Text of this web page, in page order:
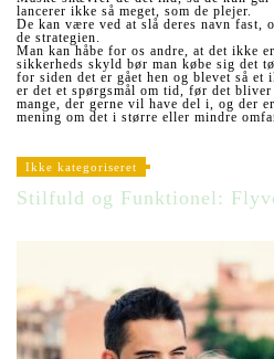
lancerer ikke så meget, som de plejer.
De kan være ved at slå deres navn fast,
de strategien.
Man kan håbe for os andre, at det ikke
sikkerheds skyld bør man købe sig det
for siden det er gået hen og blevet så
er det et spørgsmål om tid, før det
mange, der gerne vil have del i, og der
mening om det i større eller mindre
Ikke kategoriseret
Stilfuld og Funktionel: